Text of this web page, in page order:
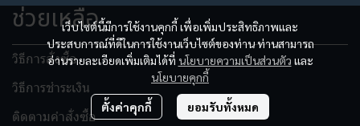
เว็บไซต์นี้มีการใช้งานคุกกี้ เพื่อเพิ่มประสิทธิภาพและ
ประสบการณ์ที่ดีในการใช้งานเว็บไซต์ของท่าน ท่านสามารถ
อ่านรายละเอียดเพิ่มเติมได้ที่ นโยบายความเป็นส่วนตัว และ
นโยบายคุกกี้
ตั้งค่าคุกกี้ ยอมรับทั้งหมด
ช่วยเหลือ
วิธีการสั่งซื้อ
วิธีการชำระเงิน
ติดตามคำสั่งซื้อ